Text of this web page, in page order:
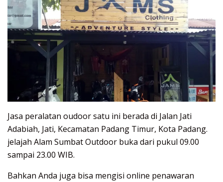
Jasa peralatan oudoor satu ini berada di Jalan Jati
Adabiah, Jati, Kecamatan Padang Timur, Kota Padang.
jelajah Alam Sumbat Outdoor buka dari pukul 09.00
sampai 23.00 WIB.
Bahkan Anda juga bisa mengisi online penawaran